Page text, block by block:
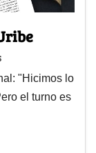
"Hicimos lo
el turno es